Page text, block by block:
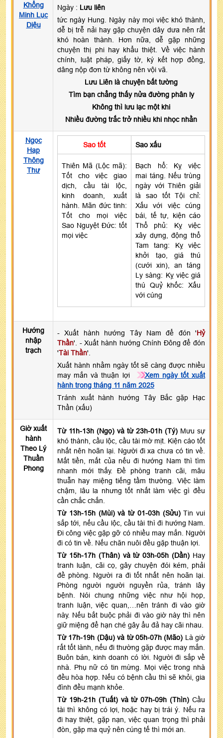
Khổng
Minh Lục
Diệu
Ngày : Lưu liên
tức ngày Hung. Ngày này mọi việc khó thành,
dễ bị trễ nải hay gặp chuyện dây dưa nên rất
khó hoàn thành. Hơn nữa, dễ gặp những
chuyện thị phi hay khẩu thiệt. Về việc hành
chính, luật pháp, giấy tờ, ký kết hợp đồng,
dâng nộp đơn từ không nên vội vã.
Lưu Liên là chuyện bất tường
Tìm bạn chẳng thấy nửa đường phân ly
Không thì lưu lạc một khi
Nhiều đường trắc trở nhiều khi nhọc nhằn
Ngọc
Hạp
Thông
Thư
Sao tốt Sao xấu
Thiên Mã (Lộc mã):
Tốt cho việc giao
dịch, cầu tài lộc,
kinh doanh, xuất
hành. Mãn đức tinh:
Tốt cho mọi việc
Sao Nguyệt Đức: tốt
mọi việc
Bạch hổ: Kỵ việc
mai táng. Nếu trùng
ngày với Thiên giải
là sao tốt Tội chỉ:
Xấu với việc cúng
bái, tế tự, kiện cáo
Thổ phủ: Kỵ việc
xây dựng, động thổ
Tam tang: Kỵ việc
khởi tạo, giá thú
(cưới xin), an táng
Ly sàng: Kỵ việc giá
thú Quỷ khốc: Xấu
với cúng
Hướng
nhập
trạch
- Xuất hành hướng Tây Nam để đón 'Hỷ
Thần'. - Xuất hành hướng Chính Đông để đón
'Tài Thần'.
Xuất hành nhằm ngày tốt sẽ càng được nhiều
may mắn và thuận lợi
Xem ngày tốt xuất
hành trong tháng 11 năm 2025
Tránh xuất hành hướng Tây Bắc gặp Hạc
Thần (xấu)
Giờ xuất
hành
Theo Lý
Thuần
Phong
Từ 11h-13h (Ngọ) và từ 23h-01h (Tý) Mưu sự
khó thành, cầu lộc, cầu tài mờ mịt. Kiện cáo tốt
nhất nên hoãn lại. Người đi xa chưa có tin về.
Mất tiền, mất của nếu đi hướng Nam thì tìm
nhanh mới thấy. Đề phòng tranh cãi, mâu
thuẫn hay miệng tiếng tầm thường. Việc làm
chậm, lâu la nhưng tốt nhất làm việc gì đều
cần chắc chắn.
Từ 13h-15h (Mùi) và từ 01-03h (Sửu) Tin vui
sắp tới, nếu cầu lộc, cầu tài thì đi hướng Nam.
Đi công việc gặp gỡ có nhiều may mắn. Người
đi có tin về. Nếu chăn nuôi đều gặp thuận lợi.
Từ 15h-17h (Thân) và từ 03h-05h (Dần) Hay
tranh luận, cãi cọ, gây chuyện đói kém, phải
đề phòng. Người ra đi tốt nhất nên hoãn lại.
Phòng người người nguyền rủa, tránh lây
bệnh. Nói chung những việc như hội họp,
tranh luận, việc quan,…nên tránh đi vào giờ
này. Nếu bắt buộc phải đi vào giờ này thì nên
giữ miệng để hạn ché gây ẩu đả hay cãi nhau.
Từ 17h-19h (Dậu) và từ 05h-07h (Mão) Là giờ
rất tốt lành, nếu đi thường gặp được may mắn.
Buôn bán, kinh doanh có lời. Người đi sắp về
nhà. Phụ nữ có tin mừng. Mọi việc trong nhà
đều hòa hợp. Nếu có bệnh cầu thì sẽ khỏi, gia
đình đều mạnh khỏe.
Từ 19h-21h (Tuất) và từ 07h-09h (Thìn) Cầu
tài thì không có lợi, hoặc hay bị trái ý. Nếu ra
đi hay thiệt, gặp nạn, việc quan trọng thì phải
đòn, gặp ma quỷ nên cúng tế thì mới an.